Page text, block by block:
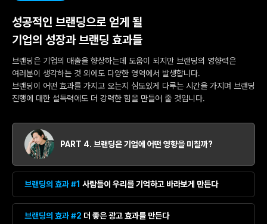
성공적인 브랜딩으로 얻게 될
기업의 성장과 브랜딩 효과들
브랜딩은 기업의 매출을 향상하는데 도움이 되지만 브랜딩의 영향력은
여러분이 생각하는 것 외에도 다양한 영역에서 발생합니다.
브랜딩이 어떤 효과를 가지고 오는지 심도있게 다루는 시간을 가지며 브랜딩
진행에 대한 설득력에도 더 강력한 힘을 만들어 줄 것입니다.
PART 4. 브랜딩은 기업에 어떤 영향을 미칠까?
브랜딩의 효과 #1 사람들이 우리를 기억하고 바라보게 만든다
브랜딩의 효과 #2 더 좋은 광고 효과를 만든다